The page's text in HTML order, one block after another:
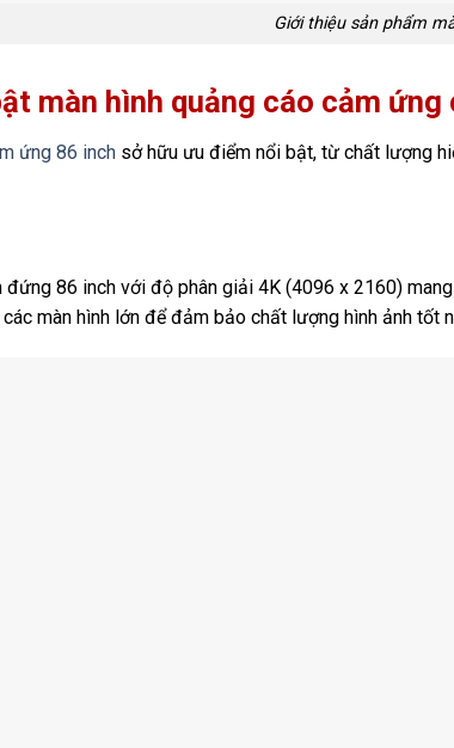
Giới thiệu sản phẩm
màn hình quảng cáo cảm
ứng 86 inch sở hữu ưu điểm nổi bật, từ chất lượng
đứng 86 inch với độ phân giải 4K (4096 x 2160)
màn hình lớn để đảm bảo chất lượng hình ảnh tốt